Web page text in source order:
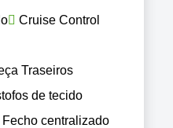
Cruise Control
Traseiros
de tecido
Fecho centralizado